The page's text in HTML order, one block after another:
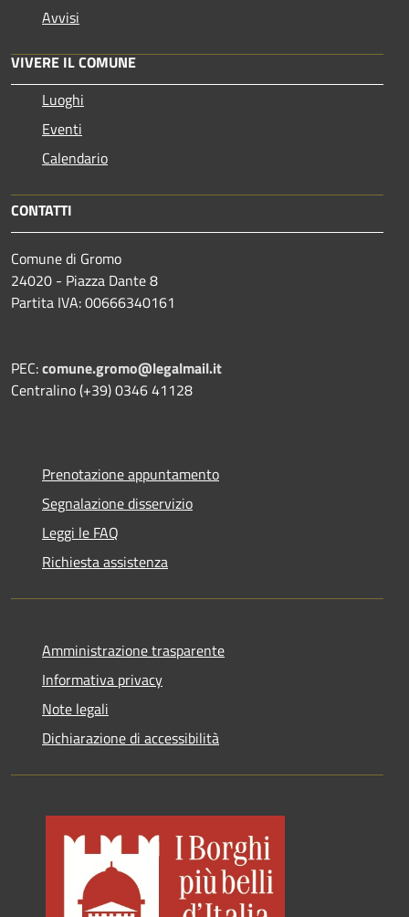
Avvisi
VIVERE IL COMUNE
Luoghi
Eventi
Calendario
CONTATTI
Comune di Gromo
24020 - Piazza Dante 8
Partita IVA: 00666340161
PEC:comune.gromo@legalmail.it
Centralino (+39) 0346 41128
Prenotazione appuntamento
Segnalazione disservizio
Leggi le FAQ
Richiesta assistenza
Amministrazione trasparente
Informativa privacy
Note legali
Dichiarazione di accessibilità